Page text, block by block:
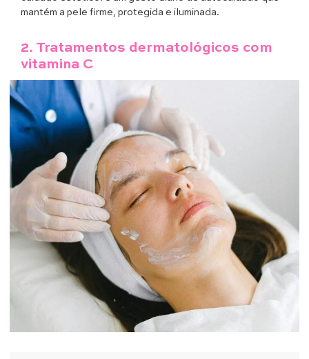
mantém a pele firme, protegida e iluminada.
2. Tratamentos dermatológicos com
vitamina C